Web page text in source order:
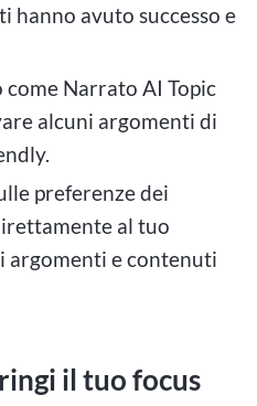
hanno avuto successo e
Narrato AI Topic
alcuni argomenti di
preferenze dei
al tuo
argomenti e contenuti
il tuo focus